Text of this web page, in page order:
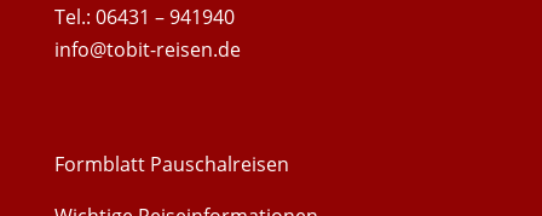
Tel.: 06431 – 941940
info@tobit-reisen.de
Formblatt Pauschalreisen